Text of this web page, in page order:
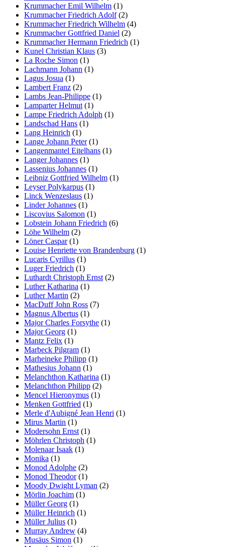
Krummacher Emil Wilhelm (1)
Krummacher Friedrich Adolf(2)
Krummacher Friedrich Wilhelm (4)
Krummacher Gottfried Daniel (2)
Krummacher Hermann Friedrich (1)
Kunel Christian Klaus (3)
La Roche Simon (1)
Lachmann Johann (1)
Lagus Josua (1)
Lambert Franz (2)
Lambs Jean-Philippe (1)
Lamparter Helmut (1)
Lampe Friedrich Adolph (1)
Landschad Hans (1)
Lang Heinrich (1)
Lange Johann Peter(1)
Langenmantel Eitelhans (1)
Langer Johannes (1)
Lassenius Johannes (1)
Leibniz Gottfried Wilhelm (1)
Leyser Polykarpus (1)
Linck Wenzeslaus (1)
Linder Johannes (1)
Liscovius Salomon (1)
Lobstein Johann Friedrich (6)
Löhe Wilhelm (2)
Löner Caspar(1)
Louise Henriette von Brandenburg (1)
Lucaris Cyrillus (1)
Luger Friedrich (1)
Luthardt Christoph Ernst (2)
Luther Katharina (1)
Luther Martin (2)
MacDuff John Ross (7)
Magnus Albertus (1)
Major Charles Forsythe (1)
Major Georg (1)
Mantz Felix (1)
Marbeck Pilgram (1)
Marheineke Philipp (1)
Mathesius Johann (1)
Melanchthon Katharina (1)
Melanchthon Philipp (2)
Mencel Hieronymus (1)
Menken Gottfried (1)
Merle d'Aubigné Jean Henri (1)
Mirus Martin (1)
Modersohn Ernst (1)
Möhrlen Christoph (1)
Molenaar Isaak (1)
Monika (1)
Monod Adolphe (2)
Monod Theodor(1)
Moody Dwight Lyman (2)
Mörlin Joachim (1)
Müller Georg (1)
Müller Heinrich (1)
Müller Julius (1)
Murray Andrew (4)
Musäus Simon (1)